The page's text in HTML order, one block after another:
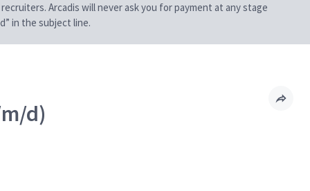
Arcadis will never ask you for payment at any stage
in the subject line.
d)